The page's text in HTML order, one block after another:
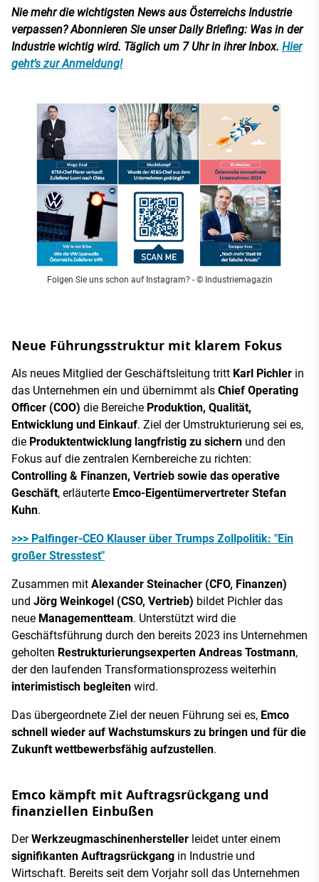
Nie mehr die wichtigsten News aus Österreichs Industrie
verpassen? Abonnieren Sie unser Daily Briefing: Was in der
Industrie wichtig wird. Täglich um 7 Uhr in ihrer Inbox. Hier
geht’s zur Anmeldung!
Folgen Sie uns schon auf Instagram?- © Industriemagazin
Neue Führungsstruktur mit klarem Fokus
Als neues Mitglied der Geschäftsleitung tritt Karl Pichler in
das Unternehmen ein und übernimmt als Chief Operating
Officer (COO) die Bereiche Produktion, Qualität,
Entwicklung und Einkauf. Ziel der Umstrukturierung sei es,
die Produktentwicklung langfristig zu sichern und den
Fokus auf die zentralen Kernbereiche zu richten:
Controlling & Finanzen, Vertrieb sowie das operative
Geschäft, erläuterte Emco-Eigentümervertreter Stefan
Kuhn.
>>> Palfinger-CEO Klauser über Trumps Zollpolitik: "Ein
großer Stresstest"
Zusammen mit Alexander Steinacher (CFO, Finanzen)
und Jörg Weinkogel (CSO, Vertrieb) bildet Pichler das
neue Managementteam. Unterstützt wird die
Geschäftsführung durch den bereits 2023 ins Unternehmen
geholten Restrukturierungsexperten Andreas Tostmann,
der den laufenden Transformationsprozess weiterhin
interimistisch begleiten wird.
Das übergeordnete Ziel der neuen Führung sei es, Emco
schnell wieder auf Wachstumskurs zu bringen und für die
Zukunft wettbewerbsfähig aufzustellen.
Emco kämpft mit Auftragsrückgang und
finanziellen Einbußen
DerWerkzeugmaschinenhersteller leidet unter einem
signifikanten Auftragsrückgang in Industrie und
Wirtschaft. Bereits seit dem Vorjahr soll das Unternehmen